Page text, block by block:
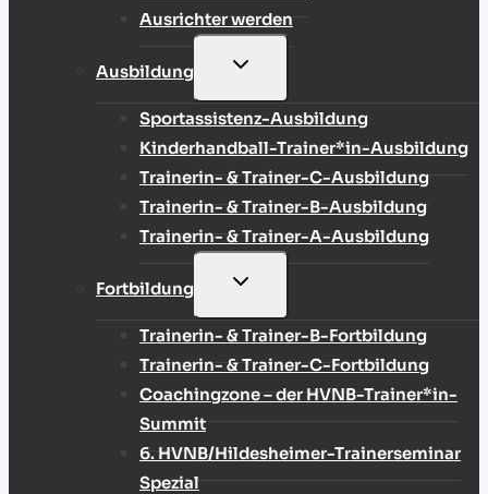
Ausrichter werden
Ausbildung
UNTERMENÜ
Sportassistenz-Ausbildung
Kinderhandball-Trainer*in-Ausbildung
Trainerin- & Trainer-C-Ausbildung
Trainerin- & Trainer-B-Ausbildung
Trainerin- & Trainer-A-Ausbildung
Fortbildung
UNTERMENÜ
Trainerin- & Trainer-B-Fortbildung
Trainerin- & Trainer-C-Fortbildung
Coachingzone – der HVNB-Trainer*in-
Summit
6. HVNB/Hildesheimer-Trainerseminar
Spezial